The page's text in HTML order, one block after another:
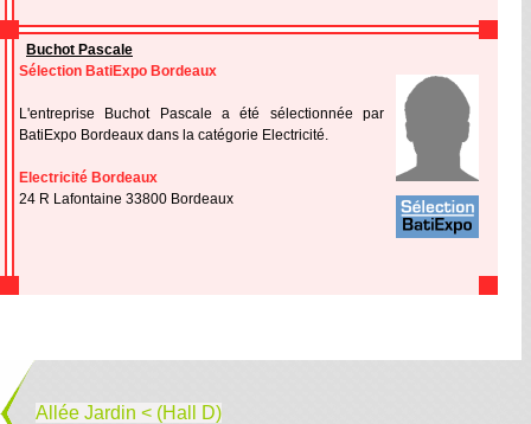
Buchot Pascale
Sélection BatiExpo Bordeaux
L'entreprise Buchot Pascale a été sélectionnée par
BatiExpo Bordeaux dans la catégorie Electricité.
Electricité Bordeaux
24 R Lafontaine 33800 Bordeaux
Allée Jardin < (Hall D)